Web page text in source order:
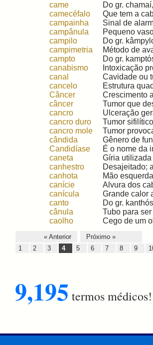
came
Do gr.
camecéfalo
Que tem a
campainha
Sinal de
campânula
Pequeno
campilo
Do gr.
campimetria
Método de
campto
Do gr.
canabismo
Intoxicação
canal
Cavidade ou
cancelo
Estrutura
Câncer
Crescimento
câncer
Tumor que
cancro
Ulceração
cancro duro
Tumor
cancro mole
Tumor
cândida
Gênero de
Candidíase
É o nome da
caneta
Gíria
canhestro
Desajeitado;
canhota
Mão
canície
Alvura dos
canícula
Grande calor
canto
Do gr.
cânula
Tubo para
caolho
Cego de um
« Anterior
Próximo »
1
2 3 4 5 6 7 8 9
9,195 termos médicos!